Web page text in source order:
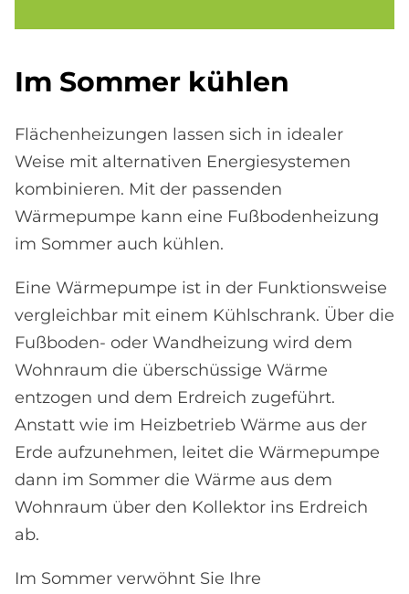
Im Som­mer küh­len
Flächenheizungen lassen sich in idealer
Weise mit alternativen Energiesystemen
kombinieren. Mit der passenden
Wärmepumpe kann eine Fußbodenheizung
im Sommer auch kühlen.
Eine Wärmepumpe ist in der Funktionsweise
vergleichbar mit einem Kühlschrank. Über die
Fußboden- oder Wandheizung wird dem
Wohnraum die überschüssige Wärme
entzogen und dem Erdreich zugeführt.
Anstatt wie im Heizbetrieb Wärme aus der
Erde aufzunehmen, leitet die Wärmepumpe
dann im Sommer die Wärme aus dem
Wohnraum über den Kollektor ins Erdreich
ab.
Im Sommer verwöhnt Sie Ihre